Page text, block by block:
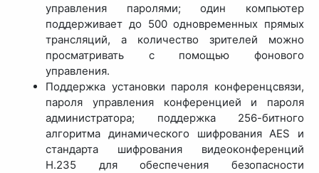
управления паролями; один компьютер
поддерживает до 500 одновременных прямых
трансляций, а количество зрителей можно
просматривать с помощью фонового
управления.
Поддержка установки пароля конференцсвязи,
пароля управления конференцией и пароля
администратора; поддержка 256-битного
алгоритма динамического шифрования AES и
стандарта шифрования видеоконференций
H.235 для обеспечения безопасности